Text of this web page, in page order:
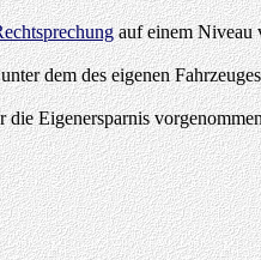
auf einem Niveau
dem des eigenen
Eigenersparnis